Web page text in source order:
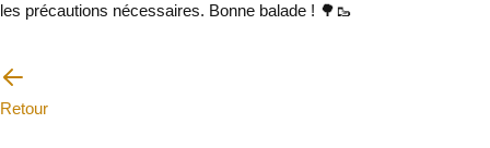
les précautions nécessaires. Bonne balade ! 🌳🥾
Retour